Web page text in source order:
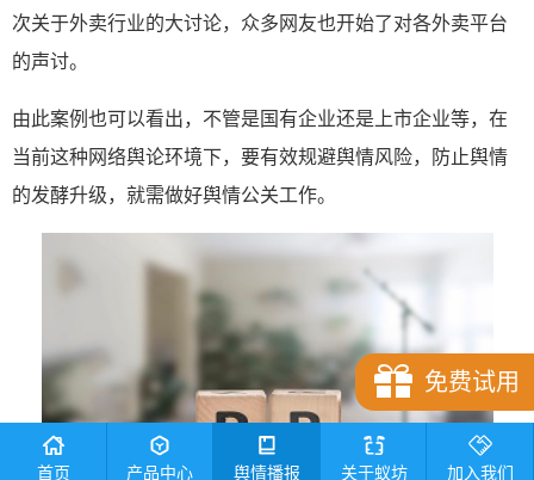
次关于外卖行业的大讨论，众多网友也开始了对各外卖平台
的声讨。
由此案例也可以看出，不管是国有企业还是上市企业等，在
当前这种网络舆论环境下，要有效规避舆情风险，防止舆情
的发酵升级，就需做好舆情公关工作。
免费试用
首页 产品中心 舆情播报 关于蚁坊 加入我们